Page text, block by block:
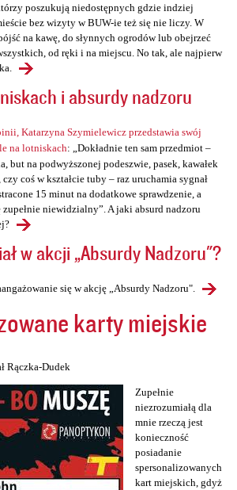
poszukują niedostępnych gdzie indziej
bez wizyty w BUW-ie też się nie liczy. W
na kawę, do słynnych ogrodów lub obejrzeć
od ręki i na miejscu. No tak, ale najpierw
i absurdy nadzoru
Katarzyna Szymielewicz przedstawia swój
na lotniskach: „Dokładnie ten sam przedmiot –
but na podwyższonej podeszwie, pasek, kawałek
coś w kształcie tuby – raz uruchamia sygnał
15 minut na dodatkowe sprawdzenie, a
niewidzialny”. A jaki absurd nadzoru
w akcji „Absurdy Nadzoru"?
się w akcję „Absurdy Nadzoru".
karty miejskie
Rączka-Dudek
Zupełnie
niezrozumiałą dla
mnie rzeczą jest
konieczność
posiadanie
spersonalizowanych
kart miejskich, gdyż